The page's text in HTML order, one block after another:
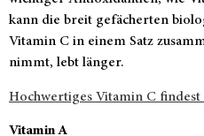
kann die breit gefächerten
Vitamin C in einem Satz
nimmt, lebt länger.
Hochwertiges Vitamin C
Vitamin A